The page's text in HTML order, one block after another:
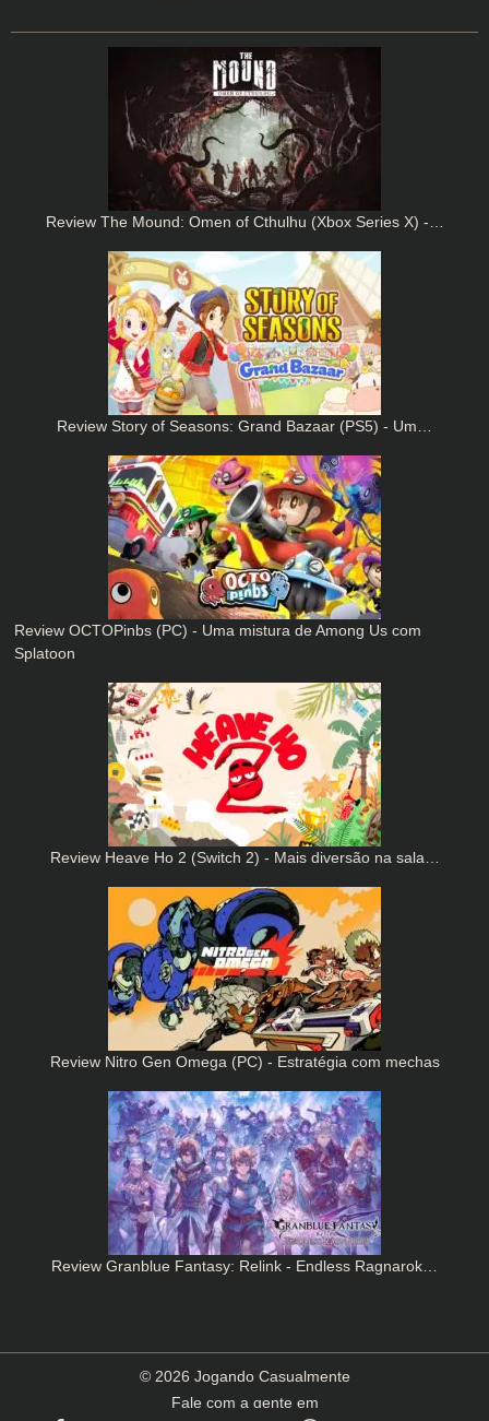
Review The Mound: Omen of Cthulhu (Xbox Series X) -…
Review Story of Seasons: Grand Bazaar (PS5) - Um…
Review OCTOPinbs (PC) - Uma mistura de Among Us com
Splatoon
Review Heave Ho 2 (Switch 2) - Mais diversão na sala…
Review Nitro Gen Omega (PC) - Estratégia com mechas
Review Granblue Fantasy: Relink - Endless Ragnarok…
© 2026 Jogando Casualmente
Fale com a gente em